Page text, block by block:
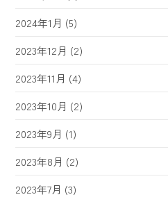
2024年1月 (5)
2023年12月 (2)
2023年11月 (4)
2023年10月 (2)
2023年9月 (1)
2023年8月 (2)
2023年7月 (3)